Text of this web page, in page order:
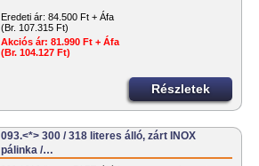
Eredeti ár: 84.500 Ft + Áfa
(Br. 107.315 Ft)
Akciós ár: 81.990 Ft + Áfa
(Br. 104.127 Ft)
Részletek
093.<*> 300 / 318 literes álló, zárt INOX
pálinka /…